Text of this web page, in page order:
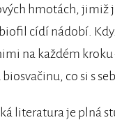
hmotách, jimiž
cídí nádobí.
na každém
biosvačinu, co si s
literatura je plná